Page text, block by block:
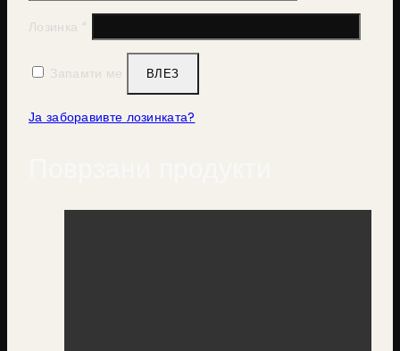
Лозинка *
Запамти ме ВЛЕЗ
Ја заборавивте лозинката?